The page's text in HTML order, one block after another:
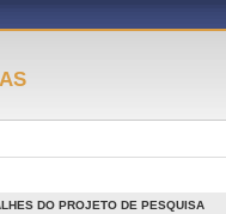
DO PROJETO DE PESQUISA